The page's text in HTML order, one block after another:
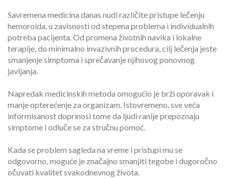
Savremena medicina danas nudi različite pristupe lečenju
hemoroida, u zavisnosti od stepena problema i individualnih
potreba pacijenta. Od promena životnih navika i lokalne
terapije, do minimalno invazivnih procedura, cilj lečenja jeste
smanjenje simptoma i sprečavanje njihovog ponovnog
javljanja.
Napredak medicinskih metoda omogućio je brži oporavak i
manje opterećenje za organizam. Istovremeno, sve veća
informisanost doprinosi tome da ljudi ranije prepoznaju
simptome i odluče se za stručnu pomoć.
Kada se problem sagleda na vreme i pristupi mu se
odgovorno, moguće je značajno smanjiti tegobe i dugoročno
očuvati kvalitet svakodnevnog života.